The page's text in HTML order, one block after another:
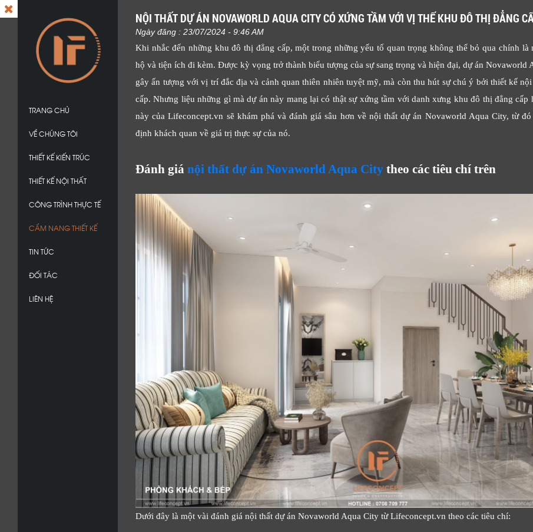
TRANG CHỦ
VỀ CHÚNG TÔI
THIẾT KẾ KIẾN TRÚC
THIẾT KẾ NỘI THẤT
CÔNG TRÌNH THỰC TẾ
CẨM NANG THIẾT KẾ
TIN TỨC
ĐỐI TÁC
LIÊN HỆ
NỘI THẤT DỰ ÁN NOVAWORLD AQUA CITY CÓ XỨNG TẦM VỚI VỊ THẾ KHU ĐÔ THỊ ĐẲNG
Ngày đăng : 23/07/2024 - 9:46 AM
Khi nhắc đến những khu đô thị đẳng cấp, một trong những yếu tố quan trọng không thể bỏ qua chính là
hộ và tiện ích đi kèm. Được kỳ vọng trở thành biểu tượng của sự sang trọng và hiện đại, dự án Novaworld
gây ấn tượng với vị trí đắc địa và cảnh quan thiên nhiên tuyệt mỹ, mà còn thu hút sự chú ý bởi thiết kế
cấp. Nhưng liệu những gì mà dự án này mang lại có thật sự xứng tầm với danh xưng khu đô thị đẳng cấp
này của Lifeconcept.vn sẽ khám phá và đánh giá sâu hơn về nội thất dự án Novaworld Aqua City, từ
định khách quan về giá trị thực sự của nó.
Đánh giá nội thất dự án Novaworld Aqua City theo các tiêu chí trên
Dưới đây là một vài đánh giá nội thất dự án Novaworld Aqua City từ Lifeconcept.vn theo các tiêu chí: